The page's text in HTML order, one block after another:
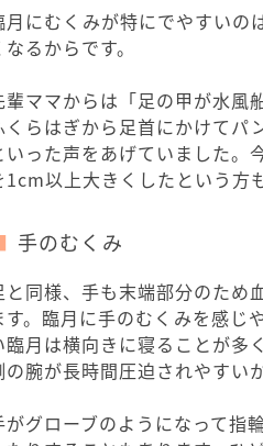
月にむくみが特にでやすいの
なるからです。
輩ママからは「足の甲が水風
くらはぎから足首にかけてパ
いった声をあげていました。
1cm以上大きくしたという方
手のむくみ
と同様、手も末端部分のため
す。臨月に手のむくみを感じ
臨月は横向きに寝ることが多
の腕が長時間圧迫されやすい
がグローブのようになって指